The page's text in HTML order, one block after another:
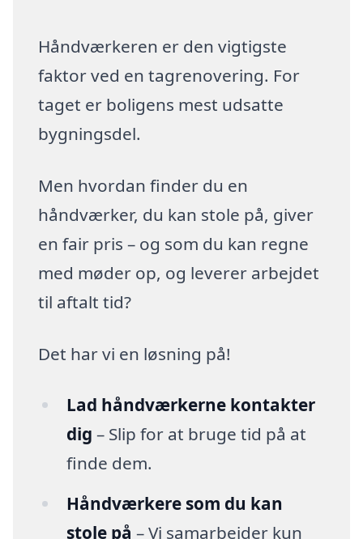
Håndværkeren er den vigtigste
faktor ved en tagrenovering. For
taget er boligens mest udsatte
bygningsdel.
Men hvordan finder du en
håndværker, du kan stole på, giver
en fair pris – og som du kan regne
med møder op, og leverer arbejdet
til aftalt tid?
Det har vi en løsning på!
Lad håndværkerne kontakter
dig – Slip for at bruge tid på at
finde dem.
Håndværkere som du kan
stole på – Vi samarbejder kun